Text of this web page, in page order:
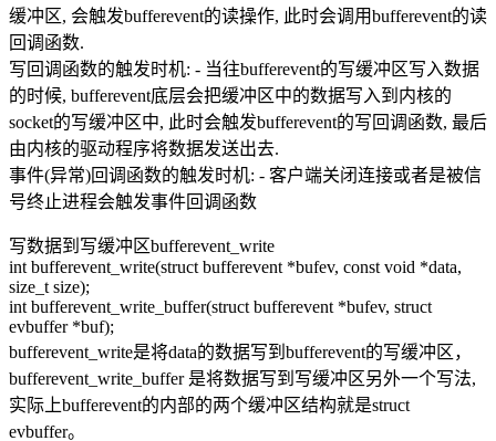
缓冲区, 会触发bufferevent的读操作, 此时会调用bufferevent的读
回调函数.
写回调函数的触发时机: - 当往bufferevent的写缓冲区写入数据
的时候, bufferevent底层会把缓冲区中的数据写入到内核的
socket的写缓冲区中, 此时会触发bufferevent的写回调函数, 最后
由内核的驱动程序将数据发送出去.
事件(异常)回调函数的触发时机: - 客户端关闭连接或者是被信
号终止进程会触发事件回调函数
写数据到写缓冲区bufferevent_write
int bufferevent_write(struct bufferevent *bufev, const void *data,
size_t size);
int bufferevent_write_buffer(struct bufferevent *bufev, struct
evbuffer *buf);
bufferevent_write是将data的数据写到bufferevent的写缓冲区，
bufferevent_write_buffer 是将数据写到写缓冲区另外一个写法,
实际上bufferevent的内部的两个缓冲区结构就是struct
evbuffer。